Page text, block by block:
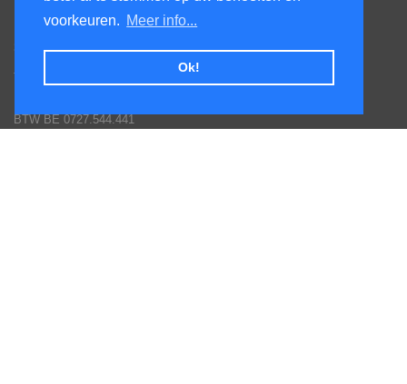
voorkeuren. Meer info...
Ok!
Honsdonkstraat 25A
3120 Tremelo
Tel. 016/60.93.00 - 0475/620.520
BTW BE 0727.544.441